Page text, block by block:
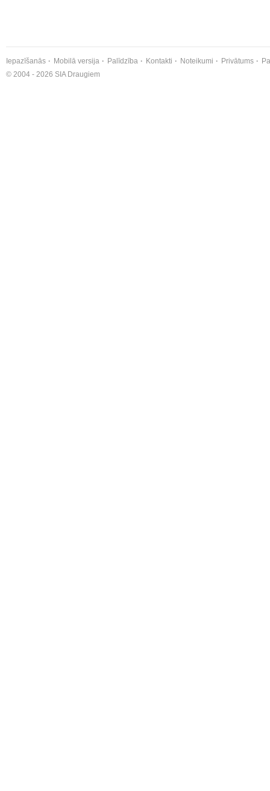
Iepazīšanās Mobilā versija Palīdzība Kontakti Noteikumi Privātums
© 2004 - 2026 SIA Draugiem